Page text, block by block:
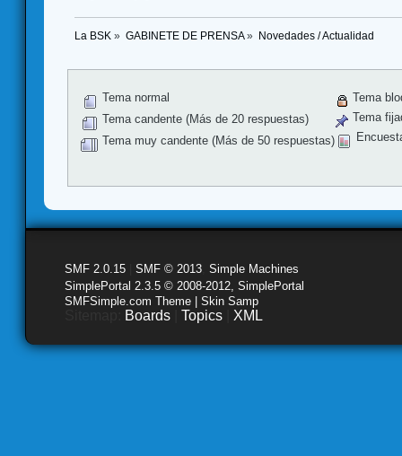
La BSK » GABINETE DE PRENSA» Novedades / Actualidad
Tema normal
Tema candente (Más de 20 respuestas)
Tema muy candente (Más de 50 respuestas)
Tema
Tema
SMF 2.0.15 SMF © 2013 Simple Machines
SimplePortal 2.3.5 © 2008-2012, SimplePortal
SMFSimple.com Theme | Skin Samp
Boards Topics XML